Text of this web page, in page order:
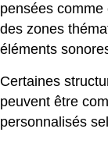
pensées comme
des zones
éléments
Certaines
peuvent être
personnalisés